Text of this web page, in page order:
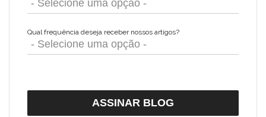
Qual frequência deseja receber nossos artigos?